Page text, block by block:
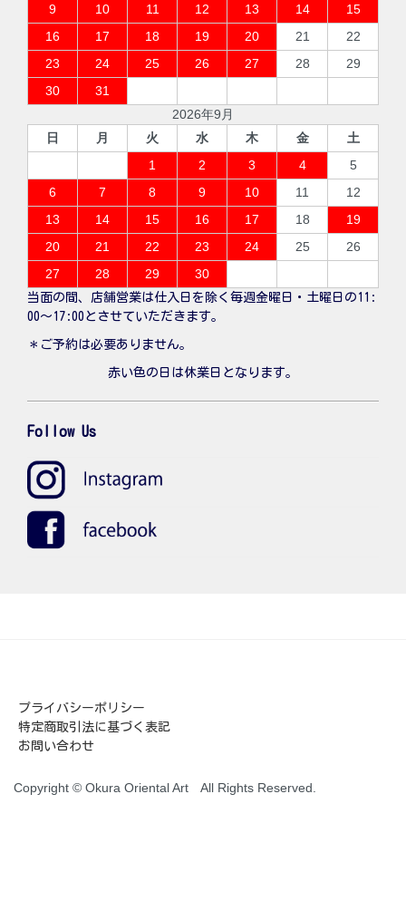
9
10 11 12 13 14
15
16
17 18 19 20 21
22
23
24 25 26 27 28
29
30
31
2026年9月
日
月 火 水 木 金
土
1
2 3 4
5
6
7 8 9 10 11
12
13
14 15 16 17 18
19
20
21 22 23 24 25
26
27
28 29 30
当面の間、店舗営業は仕入日を除く毎週金曜日・土曜日の11:
00〜17:00とさせていただきます。
＊ご予約は必要ありません。
赤い色の日は休業日となります。
Follow Us
プライバシーポリシー
特定商取引法に基づく表記
お問い合わせ
Copyright © Okura Oriental Art All Rights Reserved.